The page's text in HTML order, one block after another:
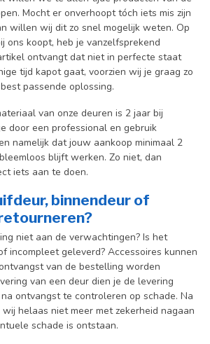
Mocht er onverhoopt tóch iets mis zijn
willen wij dit zo snel mogelijk weten. Op
ons koopt, heb je vanzelfsprekend
ontvangt dat niet in perfecte staat
tijd kapot gaat, voorzien wij je graag zo
passende oplossing.
van onze deuren is 2 jaar bij
door een professional en gebruik
namelijk dat jouw aankoop minimaal 2
blijft werken. Zo niet, dan
iets aan te doen.
binnendeur of
niet aan de verwachtingen? Is het
incompleet geleverd? Accessoires kunnen
van de bestelling worden
van een deur dien je de levering
ontvangst te controleren op schade. Na
helaas niet meer met zekerheid nagaan
schade is ontstaan.